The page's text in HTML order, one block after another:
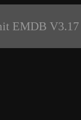
EMDB V3.17